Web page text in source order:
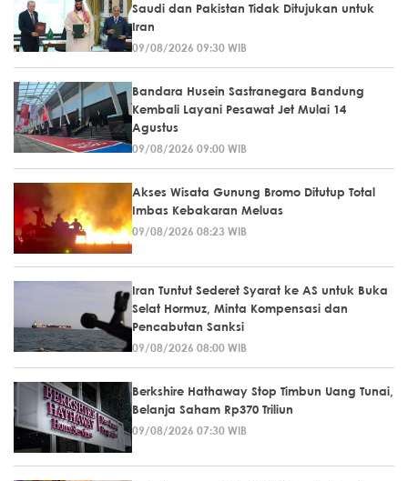
Saudi dan Pakistan Tidak Ditujukan untuk
Iran
09/08/2026 09:30 WIB
Bandara Husein Sastranegara Bandung
Kembali Layani Pesawat Jet Mulai 14
Agustus
09/08/2026 09:00 WIB
Akses Wisata Gunung Bromo Ditutup Total
Imbas Kebakaran Meluas
09/08/2026 08:23 WIB
Iran Tuntut Sederet Syarat ke AS untuk Buka
Selat Hormuz, Minta Kompensasi dan
Pencabutan Sanksi
09/08/2026 08:00 WIB
Berkshire Hathaway Stop Timbun Uang Tunai,
Belanja Saham Rp370 Triliun
09/08/2026 07:30 WIB